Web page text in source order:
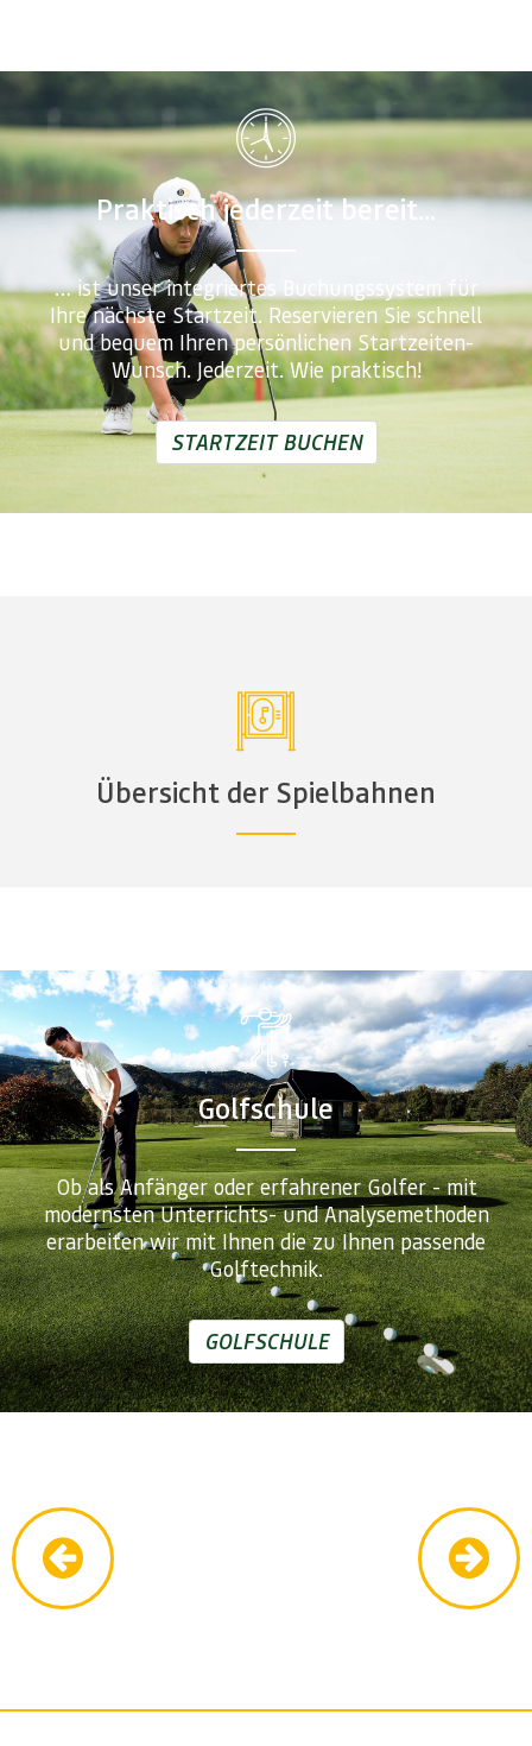
Praktisch jederzeit bereit...
… ist unser integriertes Buchungssystem für
Ihre nächste Startzeit. Reservieren Sie schnell
und bequem Ihren persönlichen Startzeiten-
Wunsch. Jederzeit. Wie praktisch!
STARTZEIT BUCHEN
Übersicht der Spielbahnen
Golfschule
Ob als Anfänger oder erfahrener Golfer - mit
modernsten Unterrichts- und Analysemethoden
erarbeiten wir mit Ihnen die zu Ihnen passende
Golftechnik.
GOLFSCHULE